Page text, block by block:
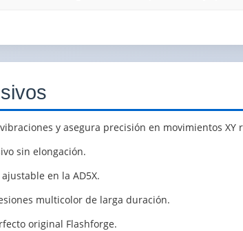
y asegura precisión en movimientos XY
sin elongación.
en la AD5X.
multicolor de larga duración.
original Flashforge.